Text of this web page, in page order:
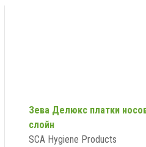
Зева Делюкс платки
слойн
SCA Hygiene Products